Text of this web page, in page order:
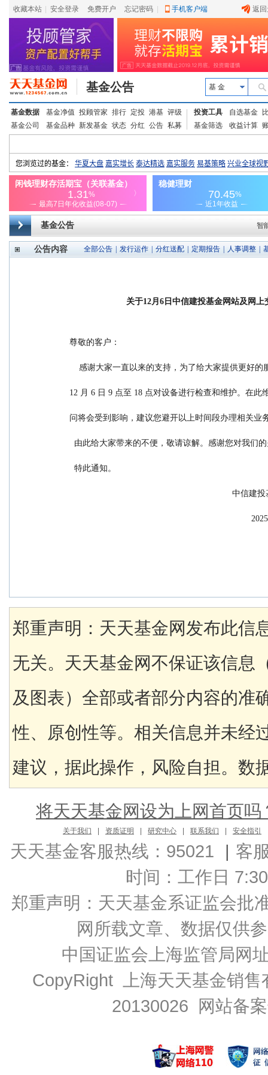
收藏本站 安全登录 免费开户 忘记密码 手机客户端 返
基金公告 基 金
基金数据 基金净值 投顾管家 排行 定投 港基 评级
基金公司
基金品种 新发基金 状态 分红 公告 私募
投资工具 自选基金
基金筛选
收益计算
基金公告 智
公告内容 全部公告 发行运作 分红送配 定期报告 人事调整
关于12月6日中信建投基金网站及网
尊敬的客户：
感谢大家一直以来的支持，为了给大家提供更好
12 月 6 日 9 点至 18 点对设备进行检查和维护。在
问将会受到影响，建议您避开以上时间段办理相关业
由此给大家带来的不便，敬请谅解。感谢您对我们
  特此通知。
郑重声明：天天基金网发布此信
无关。天天基金网不保证该信息
及图表）全部或者部分内容的准
性、原创性等。相关信息并未经
建议，据此操作，风险自担。数
将天天基金网设为上网首页吗
关于我们 资质证明 研究中心 联系我们 安全指引
天天基金客服热线：95021 | 客
时间：工作日
郑重声明： 天天基金系证监会批
网所载文章、数据仅供
中国证监会上海监管局网
CopyRight 上海天天基金销
20130026 网站备